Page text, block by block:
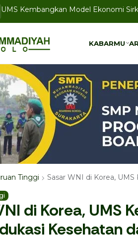
Majelis Pendidikan PDM Kota Solo
KABARMU
Tinggi Sasar WNI di Korea,
di Korea, UMS
Kesehatan